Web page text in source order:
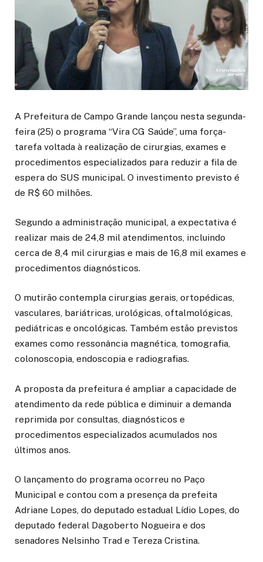
A Prefeitura de Campo Grande lançou nesta segunda-
feira (25) o programa “Vira CG Saúde”, uma força-
tarefa voltada à realização de cirurgias, exames e
procedimentos especializados para reduzir a fila de
espera do SUS municipal. O investimento previsto é
de R$ 60 milhões.
Segundo a administração municipal, a expectativa é
realizar mais de 24,8 mil atendimentos, incluindo
cerca de 8,4 mil cirurgias e mais de 16,8 mil exames e
procedimentos diagnósticos.
O mutirão contempla cirurgias gerais, ortopédicas,
vasculares, bariátricas, urológicas, oftalmológicas,
pediátricas e oncológicas. Também estão previstos
exames como ressonância magnética, tomografia,
colonoscopia, endoscopia e radiografias.
A proposta da prefeitura é ampliar a capacidade de
atendimento da rede pública e diminuir a demanda
reprimida por consultas, diagnósticos e
procedimentos especializados acumulados nos
últimos anos.
O lançamento do programa ocorreu no Paço
Municipal e contou com a presença da prefeita
Adriane Lopes , do deputado estadual Lídio Lopes , do
deputado federal Dagoberto Nogueira e dos
senadores Nelsinho Trad e Tereza Cristina.